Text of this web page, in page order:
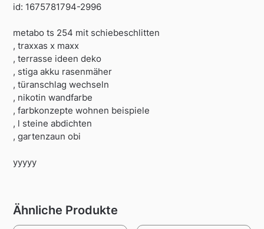
id: 1675781794-2996
metabo ts 254 mit schiebeschlitten
, traxxas x maxx
, terrasse ideen deko
, stiga akku rasenmäher
, türanschlag wechseln
, nikotin wandfarbe
, farbkonzepte wohnen beispiele
, l steine abdichten
, gartenzaun obi
yyyyy
Ähnliche Produkte